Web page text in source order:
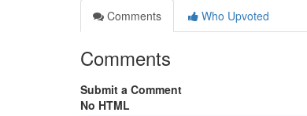
Comments
Who Upvoted
Comments
Submit a Comment
No HTML